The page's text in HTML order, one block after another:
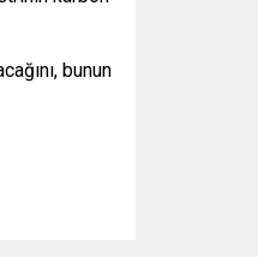
bunun